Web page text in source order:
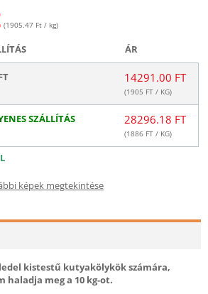
(1905.47 Ft / kg)
ÁR
14291.00 FT
(1905 FT / KG)
SZÁLLÍTÁS 28296.18 FT
(1886 FT / KG)
képek megtekintése
kistestű kutyakölykök számára,
haladja meg a 10 kg-ot.